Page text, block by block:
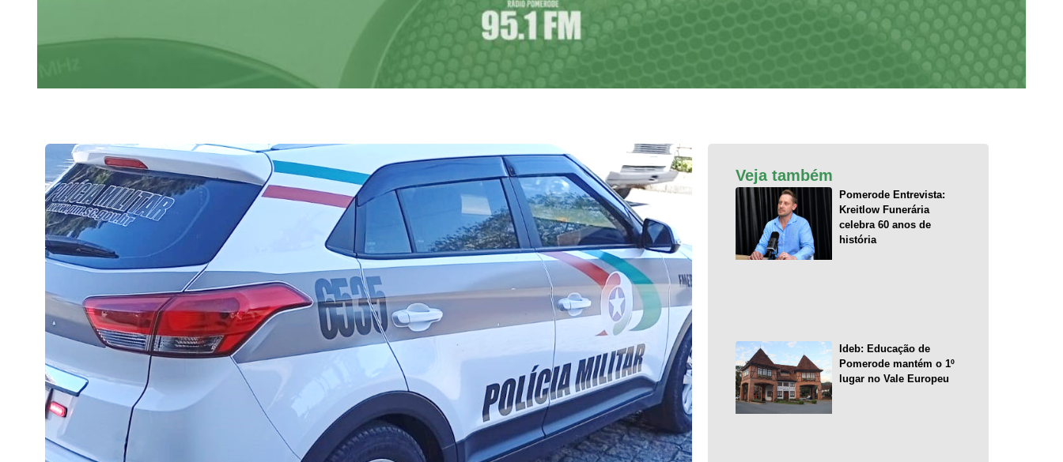
Veja também
Pomerode Entrevista:
Kreitlow Funerária
celebra 60 anos de
história
Ideb: Educação de
Pomerode mantém o 1º
lugar no Vale Europeu